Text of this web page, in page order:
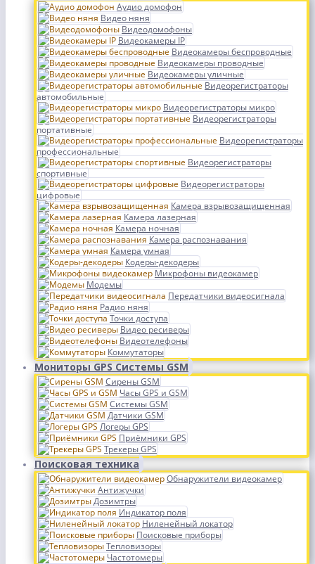
Аудио домофон
Видео няня
Видеодомофоны
Видеокамеры IP
Видеокамеры беспроводные
Видеокамеры проводные
Видеокамеры уличные
Видеорегистраторы
автомобильные
Видеорегистраторы микро
Видеорегистраторы
портативные
Видеорегистраторы
профессиональные
Видеорегистраторы
спортивные
Видеорегистраторы
цифровые
Камера взрывозащищенная
Камера лазерная
Камера ночная
Камера распознавания
Камера умная
Кодеры-декодеры
Микрофоны видеокамер
Модемы
Передатчики видеосигнала
Радио няня
Точки доступа
Видео ресиверы
Видеотелефоны
Коммутаторы
Мониторы GPS Системы GSM
Сирены GSM
Часы GPS и GSM
Системы GSM
Датчики GSM
Логеры GPS
Приёмники GPS
Трекеры GPS
Поисковая техника
Обнаружители видеокамер
Антижучки
Дозимтры
Индикатор поля
Ниленейный локатор
Поисковые приборы
Тепловизоры
Частотомеры